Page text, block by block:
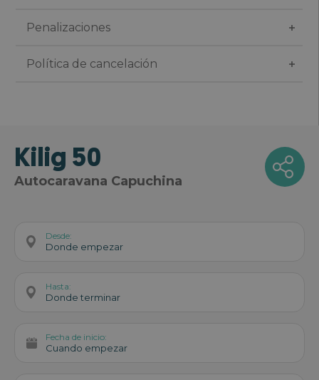
Penalizaciones
Política de cancelación
Kilig 50
Autocaravana Capuchina
Desde:
Donde empezar
Hasta:
Donde terminar
Fecha de inicio:
Cuando empezar